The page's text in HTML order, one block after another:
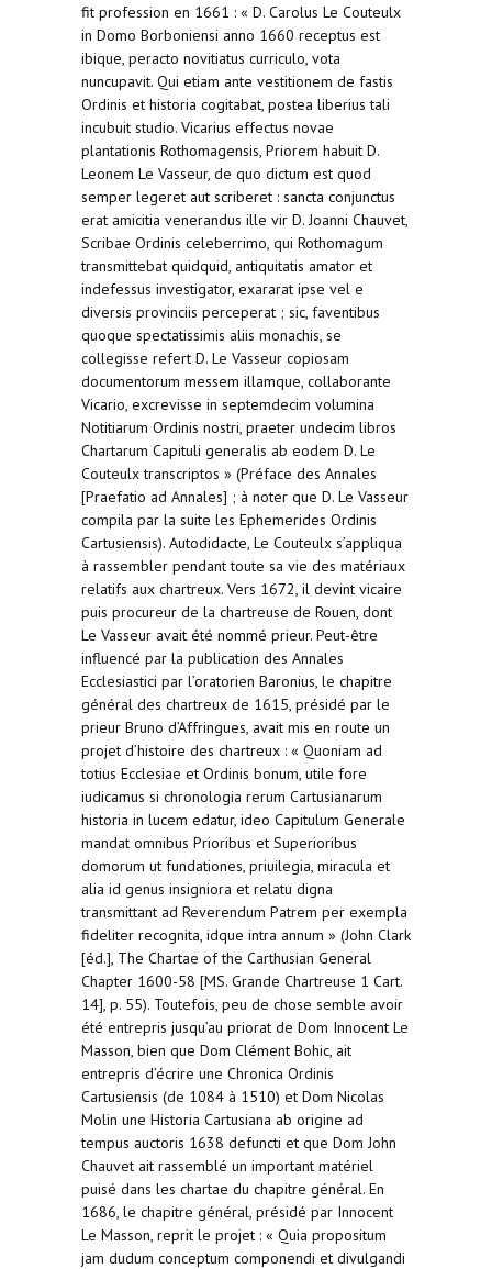
fit profession en 1661 : « D. Carolus Le Couteulx
in Domo Borboniensi anno 1660 receptus est
ibique, peracto novitiatus curriculo, vota
nuncupavit. Qui etiam ante vestitionem de fastis
Ordinis et historia cogitabat, postea liberius tali
incubuit studio. Vicarius effectus novae
plantationis Rothomagensis, Priorem habuit D.
Leonem Le Vasseur, de quo dictum est quod
semper legeret aut scriberet : sancta conjunctus
erat amicitia venerandus ille vir D. Joanni Chauvet,
Scribae Ordinis celeberrimo, qui Rothomagum
transmittebat quidquid, antiquitatis amator et
indefessus investigator, exararat ipse vel e
diversis provinciis perceperat ; sic, faventibus
quoque spectatissimis aliis monachis, se
collegisse refert D. Le Vasseur copiosam
documentorum messem illamque, collaborante
Vicario, excrevisse in septemdecim volumina
Notitiarum Ordinis nostri, praeter undecim libros
Chartarum Capituli generalis ab eodem D. Le
Couteulx transcriptos » (Préface des Annales
[Praefatio ad Annales] ; à noter que D. Le Vasseur
compila par la suite les Ephemerides Ordinis
Cartusiensis). Autodidacte, Le Couteulx s’appliqua
à rassembler pendant toute sa vie des matériaux
relatifs aux chartreux. Vers 1672, il devint vicaire
puis procureur de la chartreuse de Rouen, dont
Le Vasseur avait été nommé prieur. Peut-être
influencé par la publication des Annales
Ecclesiastici par l’oratorien Baronius, le chapitre
général des chartreux de 1615, présidé par le
prieur Bruno d’Affringues, avait mis en route un
projet d’histoire des chartreux : « Quoniam ad
totius Ecclesiae et Ordinis bonum, utile fore
iudicamus si chronologia rerum Cartusianarum
historia in lucem edatur, ideo Capitulum Generale
mandat omnibus Prioribus et Superioribus
domorum ut fundationes, priuilegia, miracula et
alia id genus insigniora et relatu digna
transmittant ad Reverendum Patrem per exempla
fideliter recognita, idque intra annum » (John Clark
[éd.], The Chartae of the Carthusian General
Chapter 1600-58 [MS. Grande Chartreuse 1 Cart.
14], p. 55). Toutefois, peu de chose semble avoir
été entrepris jusqu’au priorat de Dom Innocent Le
Masson, bien que Dom Clément Bohic, ait
entrepris d’écrire une Chronica Ordinis
Cartusiensis (de 1084 à 1510) et Dom Nicolas
Molin une Historia Cartusiana ab origine ad
tempus auctoris 1638 defuncti et que Dom John
Chauvet ait rassemblé un important matériel
puisé dans les chartae du chapitre général. En
1686, le chapitre général, présidé par Innocent
Le Masson, reprit le projet : « Quia propositum
jam dudum conceptum componendi et divulgandi